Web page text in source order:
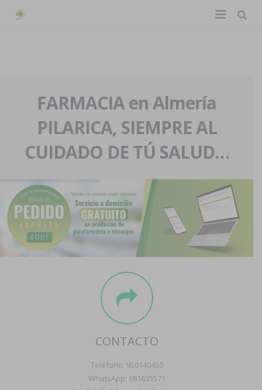
La farmacia
Nuestra historia
Nuestro equipo
Eventos
Servicios y reservas
Pedidos express
Blog
Contacto
Boletín
FARMACIA en Almería
PILARICA, SIEMPRE AL
CUIDADO DE TÚ SALUD…
CONTACTO
Teléfono: 950140450
WhatsApp: 681635571